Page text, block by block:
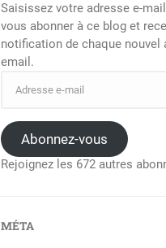
Saisissez votre adresse e-
vous abonner à ce blog et
notification de chaque nouvel
email.
Abonnez-vous
Rejoignez les 672 autres
MÉTA